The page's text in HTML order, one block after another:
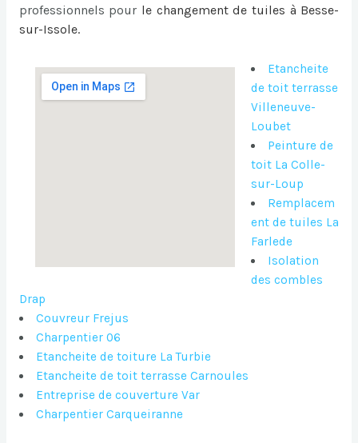
professionnels pour le changement de tuiles à Besse-
sur-Issole.
Etancheite
de toit terrasse
Villeneuve-
Loubet
Peinture de
toit La Colle-
sur-Loup
Remplacem
ent de tuiles La
Farlede
Isolation
des combles
Drap
Couvreur Frejus
Charpentier 06
Etancheite de toiture La Turbie
Etancheite de toit terrasse Carnoules
Entreprise de couverture Var
Charpentier Carqueiranne